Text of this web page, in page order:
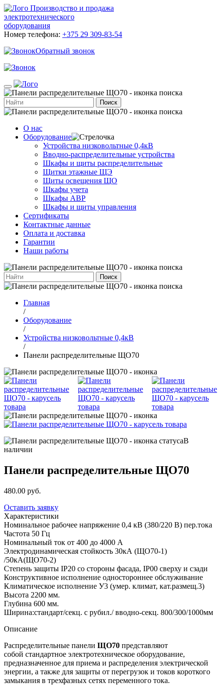
Производство и продажа
электротехнического
оборудования
Номер телефона: +375 29 309-83-54
Обратный звонок
Поиск
О нас
Оборудование
Устройства низковольтные 0,4кВ
Вводно-распределительные устройства
Шкафы и щиты распределительные
Щитки этажные ЩЭ
Щиты освещения ЩО
Шкафы учета
Шкафы АВР
Шкафы и щиты управления
Сертификаты
Контактные данные
Оплата и доставка
Гарантии
Наши работы
Поиск
Главная
/
Оборудование
/
Устройства низковольтные 0,4кВ
/
Панели распределительные ЩО70
В
наличии
Панели распределительные ЩО70
480.00 руб.
Оставить заявку
Характеристики
Номинальное рабочее напряжение 0,4 кВ (380/220 В) пер.тока
Частота 50 Гц
Номинальный ток от 400 до 4000 А
Электродинамическая стойкость 30кА (ЩО70-1)
/50кА(ЩО70-2)
Степень защиты IP20 со стороны фасада, IP00 сверху и сзади
Конструктивное исполнение одностороннее обслуживание
Климатическое исполнение У3 (умер. климат, кат.размещ.3)
Высота 2200 мм.
Глубина 600 мм.
Ширина:стандарт/секц. с рубил./ вводно-секц. 800/300/1000мм
Описание
Распределительные панели ЩО70 представляют
собой стандартное электротехническое оборудование,
предназначенное для приема и распределения электрической
энергии, а также для защиты от перегрузок и токов короткого
замыкания в трехфазных сетях переменного тока.